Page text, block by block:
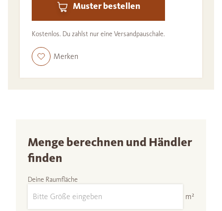
Muster bestellen
Kostenlos. Du zahlst nur eine Versandpauschale.
Merken
Menge berechnen und Händler
finden
Deine Raumfläche
m²